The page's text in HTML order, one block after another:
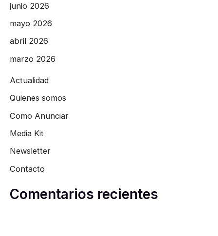
junio 2026
mayo 2026
abril 2026
marzo 2026
Actualidad
Quienes somos
Como Anunciar
Media Kit
Newsletter
Contacto
Comentarios recientes